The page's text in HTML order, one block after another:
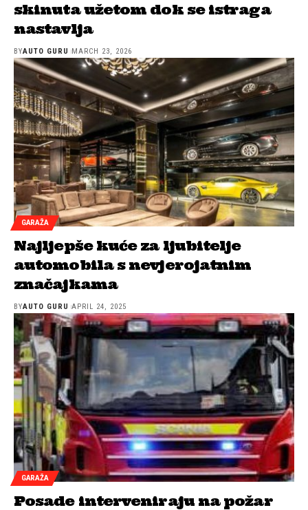
skinuta užetom dok se istraga
nastavlja
BYAUTO GURU MARCH 23, 2026
GARAŽA
Najljepše kuće za ljubitelje
automobila s nevjerojatnim
značajkama
BYAUTO GURU APRIL 24, 2025
GARAŽA
Posade interveniraju na požar